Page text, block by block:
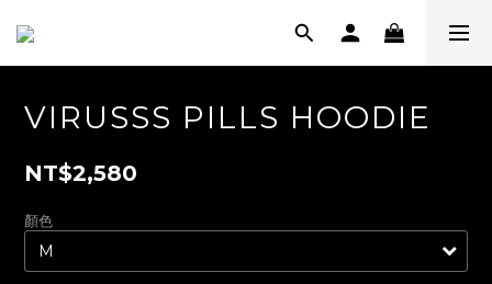
VIRUSSS PILLS HOODIE
NT$2,580
顏色